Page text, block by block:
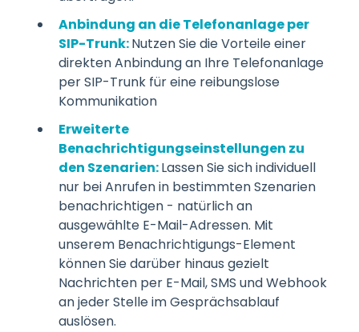
Anbindung an die Telefonanlage per
SIP-Trunk:Nutzen Sie die Vorteile einer
direkten Anbindung an Ihre Telefonanlage
per SIP-Trunk für eine reibungslose
Kommunikation
Erweiterte
Benachrichtigungseinstellungen zu
den Szenarien:Lassen Sie sich individuell
nur bei Anrufen in bestimmten Szenarien
benachrichtigen - natürlich an
ausgewählte E-Mail-Adressen. Mit
unserem Benachrichtigungs-Element
können Sie darüber hinaus gezielt
Nachrichten per E-Mail, SMS und Webhook
an jeder Stelle im Gesprächsablauf
auslösen.